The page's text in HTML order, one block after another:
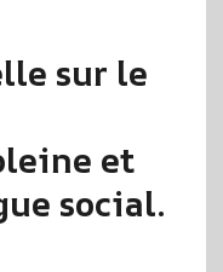
sur le
et
social.